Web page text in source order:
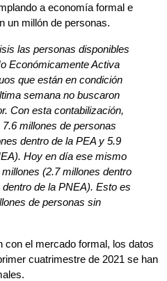
a economía formal e
un millón de personas.
las personas disponibles
Económicamente Activa
que están en condición
semana no buscaron
Con esta contabilización,
millones de personas
dentro de la PEA y 5.9
Hoy en día ese mismo
(2.7 millones dentro
de la PNEA). Esto es
de personas sin
con el mercado formal, los datos
cuatrimestre de 2021 se han